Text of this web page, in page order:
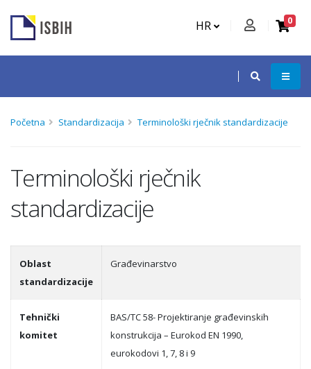
HR 0
Početna Standardizacija Terminološki rječnik standardizacije
Terminološki rječnik
standardizacije
Oblast
standardizacije
Građevinarstvo
Tehnički
komitet
BAS/TC 58- Projektiranje građevinskih
konstrukcija – Eurokod EN 1990,
eurokodovi 1, 7, 8 i 9